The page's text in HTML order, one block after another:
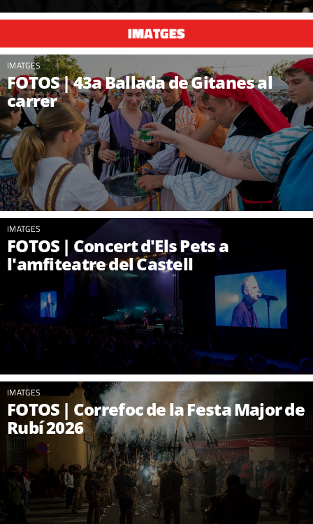
IMATGES
IMATGES
FOTOS | 43a Ballada de Gitanes al
carrer
IMATGES
FOTOS | Concert d'Els Pets a
l'amfiteatre del Castell
IMATGES
FOTOS | Correfoc de la Festa Major de
Rubí 2026